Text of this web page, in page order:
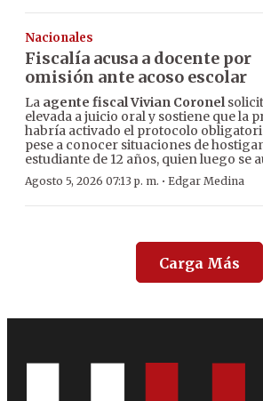
Nacionales
Fiscalía acusa a docente por
omisión ante acoso escolar
La agente fiscal Vivian Coronel
elevada a juicio oral y sostiene que la
habría activado el protocolo
pese a conocer situaciones de
estudiante de 12 años, quien luego se
Agosto 5, 2026 07:13 p. m. · Edgar Medina
Carga Más